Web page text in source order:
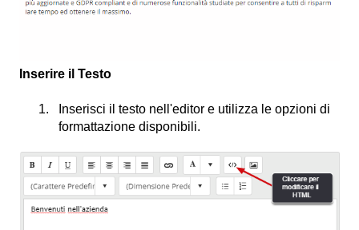
Inserire il Testo
Inserisci il testo nell'editor e utilizza le opzioni di
formattazione disponibili.